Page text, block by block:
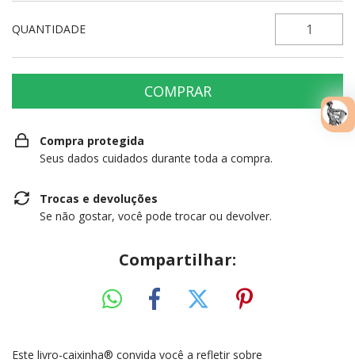
QUANTIDADE
Compra protegida
Seus dados cuidados durante toda a compra.
Trocas e devoluções
Se não gostar, você pode trocar ou devolver.
Compartilhar:
Este livro-caixinha® convida você a refletir sobre